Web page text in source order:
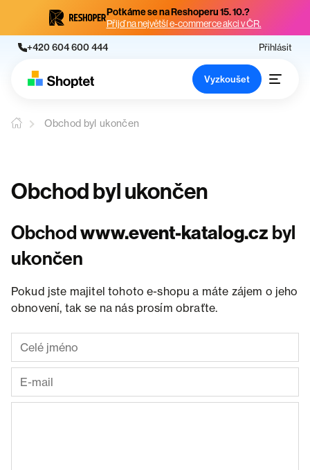
Potkáme se na Reshoperu 15. 10.?
Přijď na největší e-commerce akci v ČR.
+420 604 600 444 Přihlásit
Vyzkoušet
Obchod byl ukončen
Obchod byl ukončen
Obchodwww.event-katalog.cz byl
ukončen
Pokud jste majitel tohoto e-shopu a máte zájem o jeho
obnovení, tak se na nás prosím obraťte.